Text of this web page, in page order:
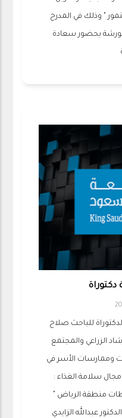
" وذلك في المدرج
بحضور سعادة
للباحث صلاح
الزراعي والمجتمع
وممارسات الأسر في
مجال سلامة الغذاء :
منطقة الرياض "
عبدالله الزايدي